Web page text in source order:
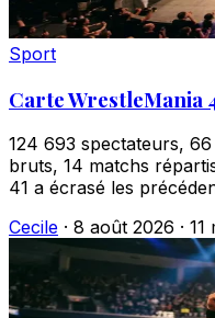
Sport
Carte WrestleMania
124 693 spectateurs,
bruts, 14 matchs
41 a écrasé les
Cecile · 8 août 2026 · 11